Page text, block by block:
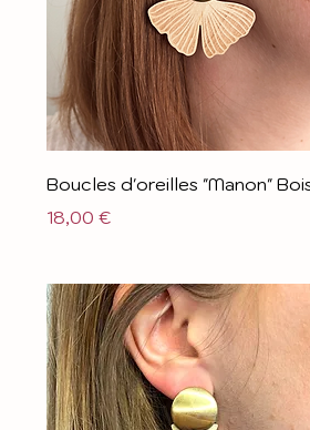
Boucles d'oreilles "Manon"
Prix
18,00 €